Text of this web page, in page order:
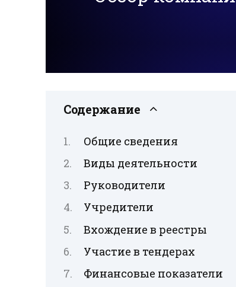
Содержание
Общие сведения
Виды деятельности
Руководители
Учредители
Вхождение в реестры
Участие в тендерах
Финансовые показатели